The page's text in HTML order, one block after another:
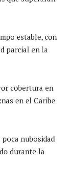
estable, con
parcial en la
cobertura en
en el Caribe
nubosidad
durante la